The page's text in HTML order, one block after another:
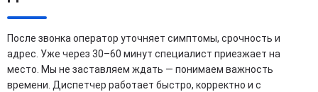
После звонка оператор уточняет симптомы, срочность и
адрес. Уже через 30–60 минут специалист приезжает на
место. Мы не заставляем ждать — понимаем важность
времени. Диспетчер работает быстро, корректно и с